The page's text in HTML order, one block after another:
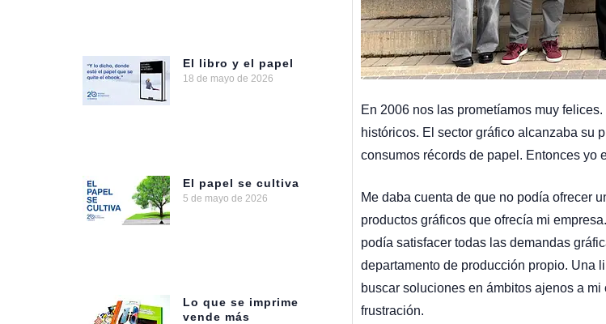
El libro y el papel
18 de mayo de 2026
El papel se cultiva
5 de mayo de 2026
Lo que se imprime
vende más
En 2006 nos las prometíamos muy
históricos. El sector gráfico alcanzaba su
consumos récords de papel. Entonces yo
Me daba cuenta de que no podía ofrecer
productos gráficos que ofrecía mi
podía satisfacer todas las demandas
departamento de producción propio. Una
buscar soluciones en ámbitos ajenos a
frustración.